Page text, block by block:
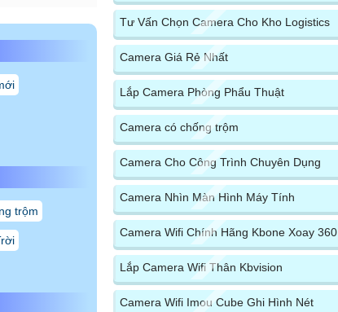
trộm
Tư Vấn Chọn Camera Cho Kho Logistics
Camera Giá Rẻ Nhất
Lắp Camera Phòng Phẩu Thuật
Camera có chống trộm
Camera Cho Công Trình Chuyên Dụng
Camera Nhìn Màn Hình Máy Tính
Camera Wifi Chính Hãng Kbone Xoay 360
Lắp Camera Wifi Thân Kbvision
Camera Wifi Imou Cube Ghi Hình Nét